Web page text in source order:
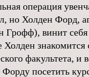
операция
но Холден Форд,
Грофф), винит себя
факультета, и
посетить